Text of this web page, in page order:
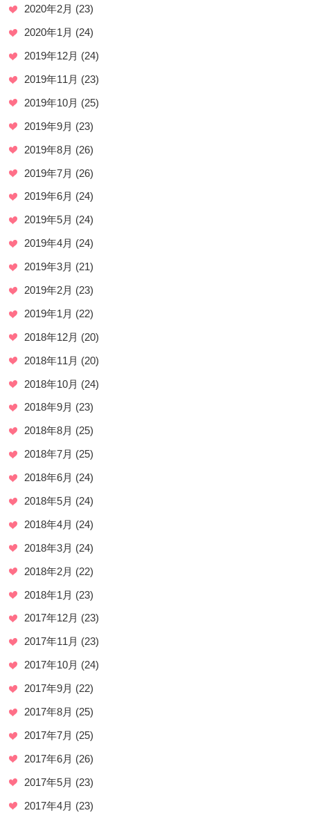
2020年2月 (23)
2020年1月 (24)
2019年12月 (24)
2019年11月 (23)
2019年10月 (25)
2019年9月 (23)
2019年8月 (26)
2019年7月 (26)
2019年6月 (24)
2019年5月 (24)
2019年4月 (24)
2019年3月 (21)
2019年2月 (23)
2019年1月 (22)
2018年12月 (20)
2018年11月 (20)
2018年10月 (24)
2018年9月 (23)
2018年8月 (25)
2018年7月 (25)
2018年6月 (24)
2018年5月 (24)
2018年4月 (24)
2018年3月 (24)
2018年2月 (22)
2018年1月 (23)
2017年12月 (23)
2017年11月 (23)
2017年10月 (24)
2017年9月 (22)
2017年8月 (25)
2017年7月 (25)
2017年6月 (26)
2017年5月 (23)
2017年4月 (23)